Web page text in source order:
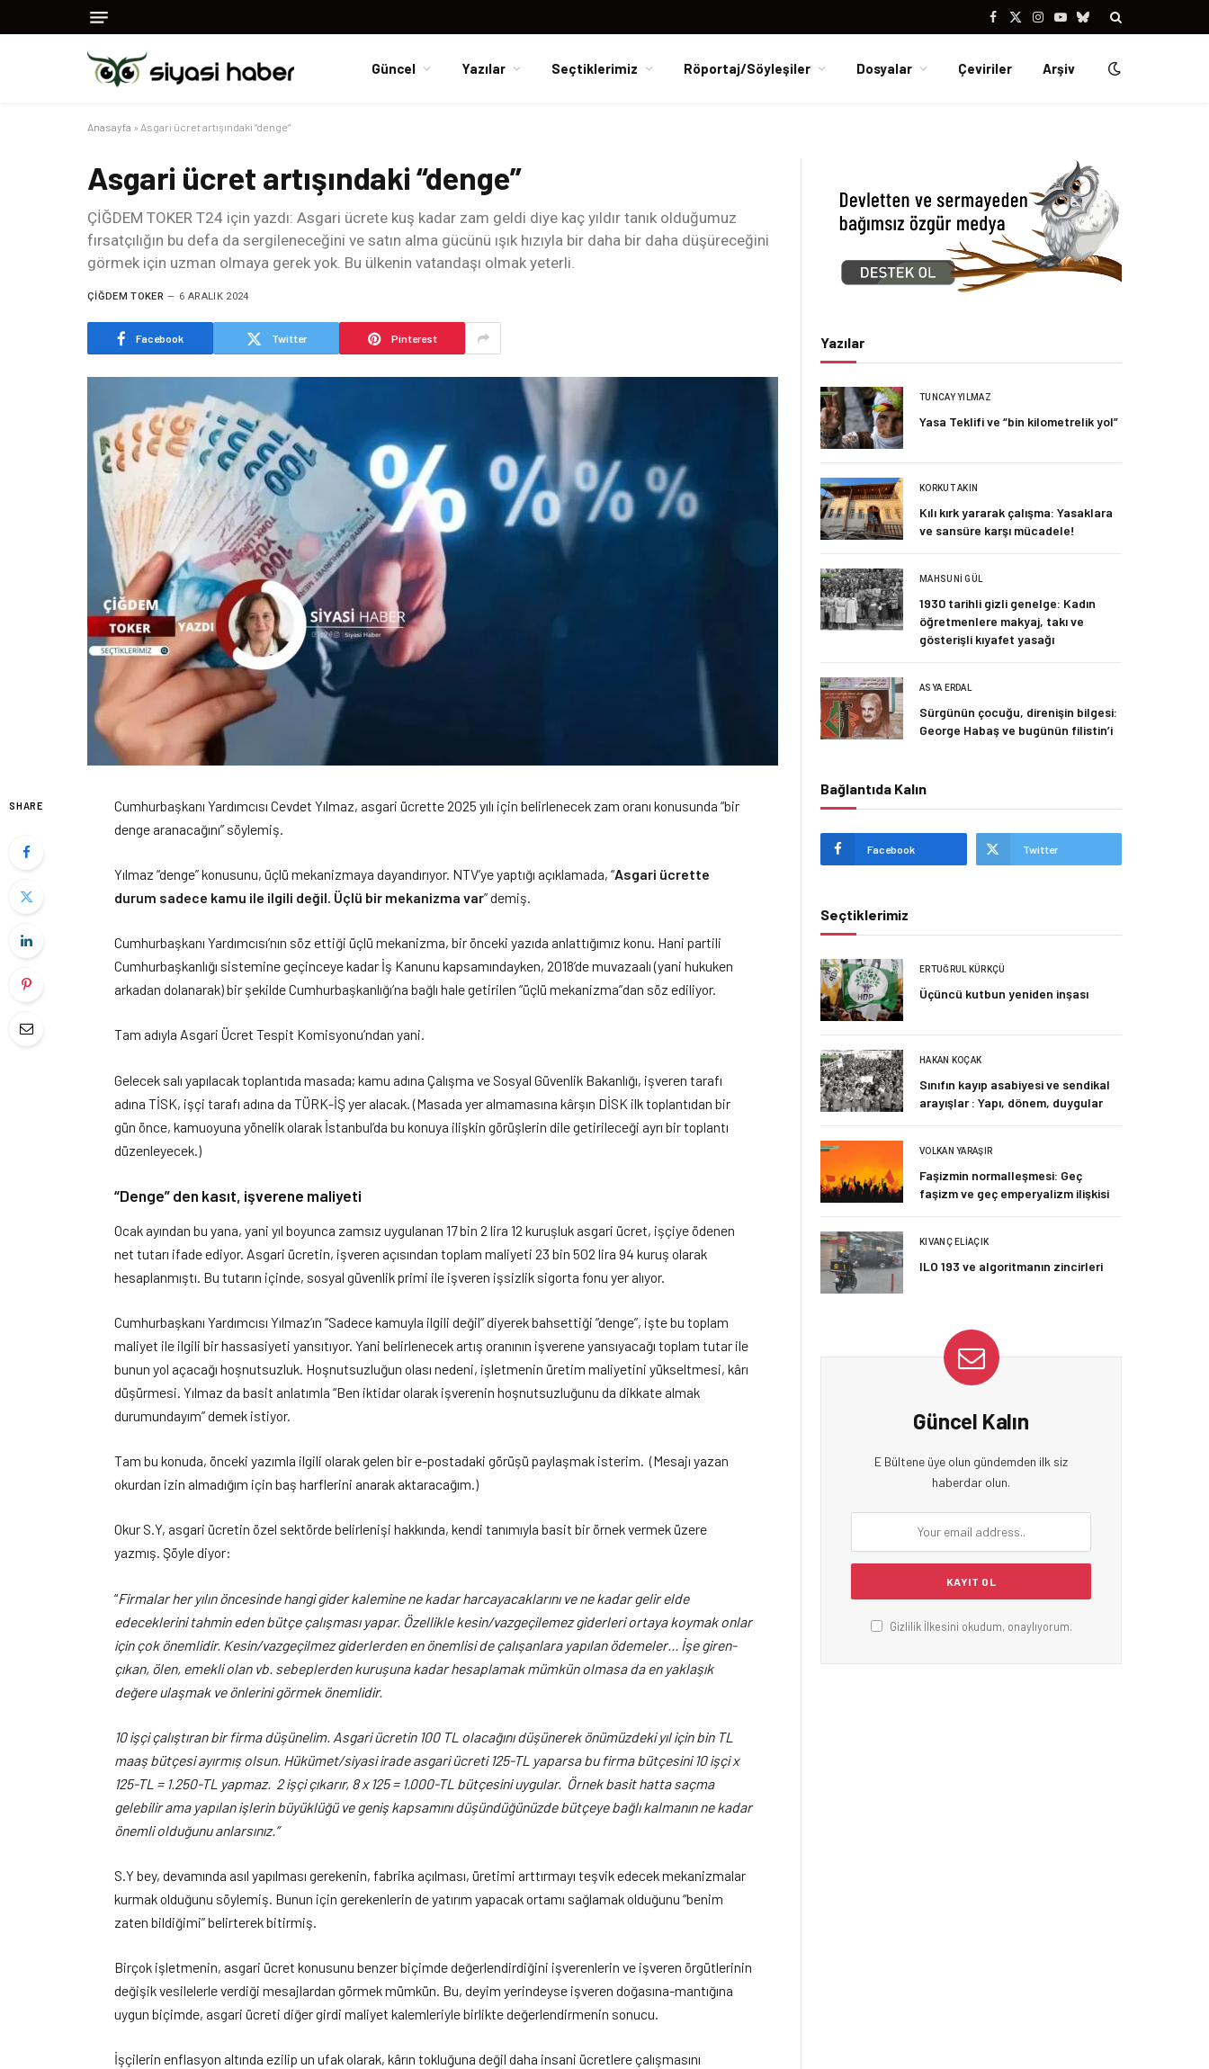
Facebook
X
Instagram
YouTubeBluesky
Güncel Yazılar Seçtiklerimiz Röportaj/Söyleşiler Dosyalar Çeviriler Arşiv
Anasayfa » Asgari ücret artışındaki “denge”
Asgari ücret artışındaki “denge”
ÇİĞDEM TOKER T24 için yazdı: Asgari ücrete kuş kadar zam geldi diye kaç yıldır tanık olduğumuz
fırsatçılığın bu defa da sergileneceğini ve satın alma gücünü ışık hızıyla bir daha bir daha düşüreceğini
görmek için uzman olmaya gerek yok. Bu ülkenin vatandaşı olmak yeterli.
ÇIĞDEM TOKER 6 ARALIK 2024
Facebook Twitter Pinterest
SHARE
Cumhurbaşkanı Yardımcısı Cevdet Yılmaz, asgari ücrette 2025 yılı için belirlenecek zam oranı konusunda “bir
denge aranacağını” söylemiş.
Yılmaz “denge” konusunu, üçlü mekanizmaya dayandırıyor. NTV’ye yaptığı açıklamada, “Asgari ücrette
durum sadece kamu ile ilgili değil. Üçlü bir mekanizma var” demiş.
Cumhurbaşkanı Yardımcısı’nın söz ettiği üçlü mekanizma, bir önceki yazıda anlattığımız konu. Hani partili
Cumhurbaşkanlığı sistemine geçinceye kadar İş Kanunu kapsamındayken, 2018’de muvazaalı (yani hukuken
arkadan dolanarak) bir şekilde Cumhurbaşkanlığı’na bağlı hale getirilen “üçlü mekanizma”dan söz ediliyor.
Tam adıyla Asgari Ücret Tespit Komisyonu’ndan yani.
Gelecek salı yapılacak toplantıda masada; kamu adına Çalışma ve Sosyal Güvenlik Bakanlığı, işveren tarafı
adına TİSK, işçi tarafı adına da TÜRK-İŞ yer alacak. (Masada yer almamasına kârşın DİSK ilk toplantıdan bir
gün önce, kamuoyuna yönelik olarak İstanbul’da bu konuya ilişkin görüşlerin dile getirileceği ayrı bir toplantı
düzenleyecek.)
“Denge” den kasıt, işverene maliyeti
Ocak ayından bu yana, yani yıl boyunca zamsız uygulanan 17 bin 2 lira 12 kuruşluk asgari ücret, işçiye ödenen
net tutarı ifade ediyor. Asgari ücretin, işveren açısından toplam maliyeti 23 bin 502 lira 94 kuruş olarak
hesaplanmıştı. Bu tutarın içinde, sosyal güvenlik primi ile işveren işsizlik sigorta fonu yer alıyor.
Cumhurbaşkanı Yardımcısı Yılmaz’ın “Sadece kamuyla ilgili değil” diyerek bahsettiği “denge”, işte bu toplam
maliyet ile ilgili bir hassasiyeti yansıtıyor. Yani belirlenecek artış oranının işverene yansıyacağı toplam tutar ile
bunun yol açacağı hoşnutsuzluk. Hoşnutsuzluğun olası nedeni, işletmenin üretim maliyetini yükseltmesi, kârı
düşürmesi. Yılmaz da basit anlatımla “Ben iktidar olarak işverenin hoşnutsuzluğunu da dikkate almak
durumundayım” demek istiyor.
Tam bu konuda, önceki yazımla ilgili olarak gelen bir e-postadaki görüşü paylaşmak isterim. (Mesajı yazan
okurdan izin almadığım için baş harflerini anarak aktaracağım.)
Okur S.Y, asgari ücretin özel sektörde belirlenişi hakkında, kendi tanımıyla basit bir örnek vermek üzere
yazmış. Şöyle diyor:
“Firmalar her yılın öncesinde hangi gider kalemine ne kadar harcayacaklarını ve ne kadar gelir elde
edeceklerini tahmin eden bütçe çalışması yapar. Özellikle kesin/vazgeçilemez giderleri ortaya koymak onlar
için çok önemlidir. Kesin/vazgeçilmez giderlerden en önemlisi de çalışanlara yapılan ödemeler… İşe giren-
çıkan, ölen, emekli olan vb. sebeplerden kuruşuna kadar hesaplamak mümkün olmasa da en yaklaşık
değere ulaşmak ve önlerini görmek önemlidir.
10 işçi çalıştıran bir firma düşünelim. Asgari ücretin 100 TL olacağını düşünerek önümüzdeki yıl için bin TL
maaş bütçesi ayırmış olsun. Hükümet/siyasi irade asgari ücreti 125-TL yaparsa bu firma bütçesini 10 işçi x
125-TL = 1.250-TL yapmaz. 2 işçi çıkarır, 8 x 125 = 1.000-TL bütçesini uygular. Örnek basit hatta saçma
gelebilir ama yapılan işlerin büyüklüğü ve geniş kapsamını düşündüğünüzde bütçeye bağlı kalmanın ne kadar
önemli olduğunu anlarsınız.”
S.Y bey, devamında asıl yapılması gerekenin, fabrika açılması, üretimi arttırmayı teşvik edecek mekanizmalar
kurmak olduğunu söylemiş. Bunun için gerekenlerin de yatırım yapacak ortamı sağlamak olduğunu “benim
zaten bildiğimi” belirterek bitirmiş.
Birçok işletmenin, asgari ücret konusunu benzer biçimde değerlendirdiğini işverenlerin ve işveren örgütlerinin
değişik vesilelerle verdiği mesajlardan görmek mümkün. Bu, deyim yerindeyse işveren doğasına-mantığına
uygun biçimde, asgari ücreti diğer girdi maliyet kalemleriyle birlikte değerlendirmenin sonucu.
İşçilerin enflasyon altında ezilip un ufak olarak, kârın tokluğuna değil daha insani ücretlere çalışmasını
Yazılar
TUNCAY YILMAZ
Yasa Teklifi ve “bin kilometrelik yol”
KORKUT AKIN
Kılı kırk yararak çalışma: Yasaklara
ve sansüre karşı mücadele!
MAHSUNI GÜL
1930 tarihli gizli genelge: Kadın
öğretmenlere makyaj, takı ve
gösterişli kıyafet yasağı
ASYA ERDAL
Sürgünün çocuğu, direnişin bilgesi:
George Habaş ve bugünün filistin’i
Bağlantıda Kalın
Facebook Twitter
Seçtiklerimiz
ERTUĞRUL KÜRKÇÜ
Üçüncü kutbun yeniden inşası
HAKAN KOÇAK
Sınıfın kayıp asabiyesi ve sendikal
arayışlar : Yapı, dönem, duygular
VOLKAN YARAŞIR
Faşizmin normalleşmesi: Geç
faşizm ve geç emperyalizm ilişkisi
KIVANÇ ELIAÇIK
ILO 193 ve algoritmanın zincirleri
Güncel Kalın
E Bültene üye olun gündemden ilk siz
haberdar olun.
Gizlilik İlkesini okudum, onaylıyorum.